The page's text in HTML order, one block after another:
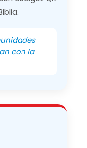
con la